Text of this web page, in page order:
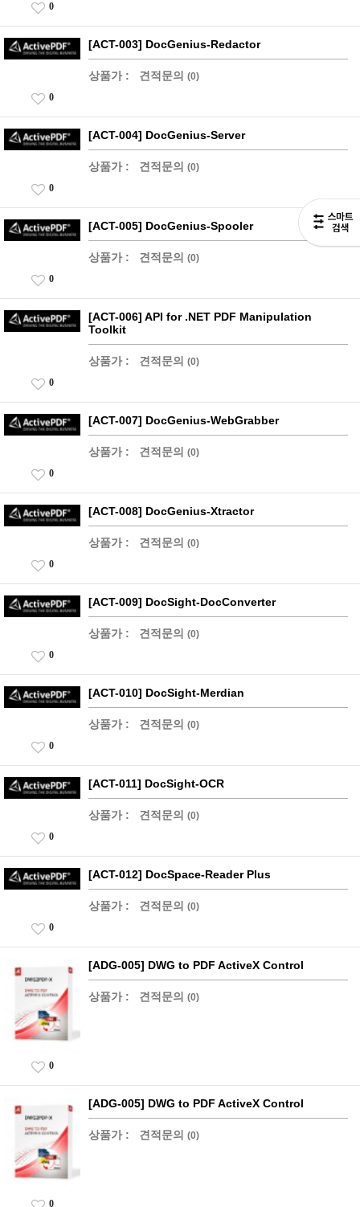
0
[ACT-003] DocGenius-Redactor
상품가 : 견적문의 (0)
0
[ACT-004] DocGenius-Server
상품가 : 견적문의 (0)
0
[ACT-005] DocGenius-Spooler
상품가 : 견적문의 (0)
0
[ACT-006] API for .NET PDF Manipulation
Toolkit
상품가 : 견적문의 (0)
0
[ACT-007] DocGenius-WebGrabber
상품가 : 견적문의 (0)
0
[ACT-008] DocGenius-Xtractor
상품가 : 견적문의 (0)
0
[ACT-009] DocSight-DocConverter
상품가 : 견적문의 (0)
0
[ACT-010] DocSight-Merdian
상품가 : 견적문의 (0)
0
[ACT-011] DocSight-OCR
상품가 : 견적문의 (0)
0
[ACT-012] DocSpace-Reader Plus
상품가 : 견적문의 (0)
0
[ADG-005] DWG to PDF ActiveX Control
상품가 : 견적문의 (0)
0
[ADG-005] DWG to PDF ActiveX Control
상품가 : 견적문의 (0)
0